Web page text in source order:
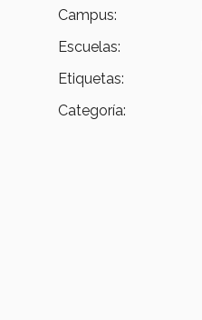
Campus:
Escuelas:
Etiquetas:
Categoría: